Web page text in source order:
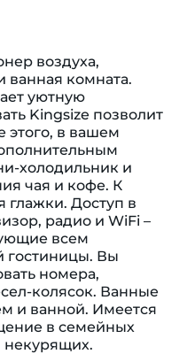
воздуха,
ванная комната.
уютную
Kingsize позволит
этого, в вашем
холодильник и
чая и кофе. К
глажки. Доступ в
радио и WiFi –
всем
гостиницы. Вы
номера,
колясок. Ванные
и ванной. Имеется
в семейных
некурящих.